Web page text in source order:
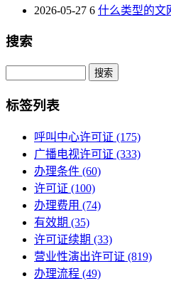
2026-05-27 6 什么类型的文
搜索
Search
标签列表
呼叫中心许可证 (175)
广播电视许可证 (333)
办理条件 (60)
许可证 (100)
办理费用 (74)
有效期 (35)
许可证续期 (33)
营业性演出许可证 (819)
办理流程 (49)